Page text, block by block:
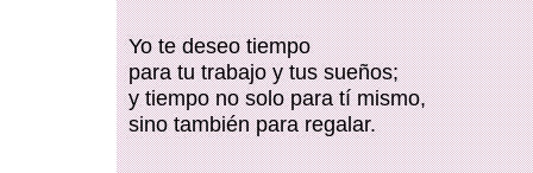
Yo te deseo tiempo
para tu trabajo y tus sueños;
y tiempo no solo para tí mismo,
sino también para regalar.